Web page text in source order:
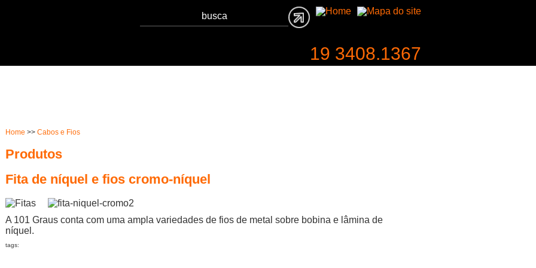
19 3408.1367
Home >> Cabos e Fios
Produtos
Fita de níquel e fios cromo-níquel
A 101 Graus conta com uma ampla variedades de fios de metal sobre bobina e lâmina de
níquel.
tags: